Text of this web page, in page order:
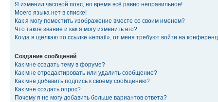
Я изменил часовой пояс, но время всё равно неправильное!
Моего языка нет в списке!
Как я могу поместить изображение вместе со своим именем?
Что такое звание и как я могу изменить его?
Когда я щёлкаю по ссылке «email», от меня требуют войти на
Создание сообщений
Как мне создать тему в форуме?
Как мне отредактировать или удалить сообщение?
Как мне добавить подпись к своему сообщению?
Как мне создать опрос?
Почему я не могу добавить больше вариантов ответа?